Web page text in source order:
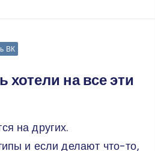
ВК
на все эти
на других.
и если делают что-то,